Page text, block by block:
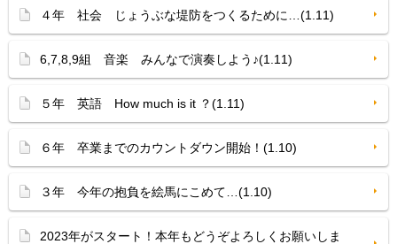
４年 社会 じょうぶな堤防をつくるために…(1.11)
6,7,8,9組 音楽 みんなで演奏しよう♪(1.11)
５年 英語 How much is it ？(1.11)
６年 卒業までのカウントダウン開始！(1.10)
３年 今年の抱負を絵馬にこめて…(1.10)
2023年がスタート！本年もどうぞよろしくお願いしま